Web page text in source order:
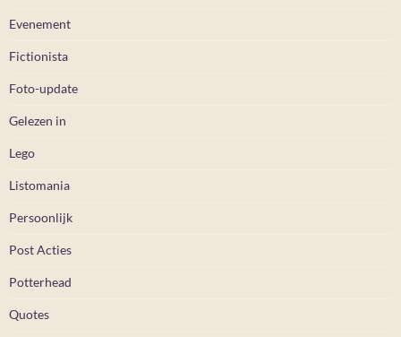
Evenement
Fictionista
Foto-update
Gelezen in
Lego
Listomania
Persoonlijk
Post Acties
Potterhead
Quotes